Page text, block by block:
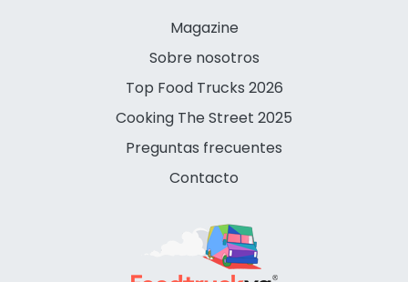
Magazine
Sobre nosotros
Top Food Trucks 2026
Cooking The Street 2025
Preguntas frecuentes
Contacto